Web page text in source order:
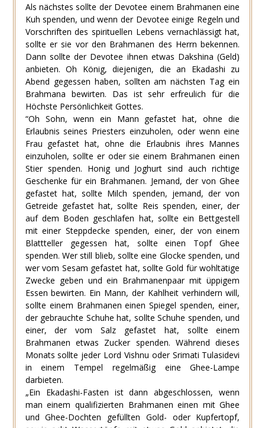
Als nächstes sollte der Devotee einem Brahmanen eine
Kuh spenden, und wenn der Devotee einige Regeln und
Vorschriften des spirituellen Lebens vernachlässigt hat,
sollte er sie vor den Brahmanen des Herrn bekennen.
Dann sollte der Devotee ihnen etwas Dakshina (Geld)
anbieten. Oh König, diejenigen, die an Ekadashi zu
Abend gegessen haben, sollten am nächsten Tag ein
Brahmana bewirten. Das ist sehr erfreulich für die
Höchste Persönlichkeit Gottes.
“Oh Sohn, wenn ein Mann gefastet hat, ohne die
Erlaubnis seines Priesters einzuholen, oder wenn eine
Frau gefastet hat, ohne die Erlaubnis ihres Mannes
einzuholen, sollte er oder sie einem Brahmanen einen
Stier spenden. Honig und Joghurt sind auch richtige
Geschenke für ein Brahmanen. Jemand, der von Ghee
gefastet hat, sollte Milch spenden, jemand, der von
Getreide gefastet hat, sollte Reis spenden, einer, der
auf dem Boden geschlafen hat, sollte ein Bettgestell
mit einer Steppdecke spenden, einer, der von einem
Blattteller gegessen hat, sollte einen Topf Ghee
spenden. Wer still blieb, sollte eine Glocke spenden, und
wer vom Sesam gefastet hat, sollte Gold für wohltätige
Zwecke geben und ein Brahmanenpaar mit üppigem
Essen bewirten. Ein Mann, der Kahlheit verhindern will,
sollte einem Brahmanen einen Spiegel spenden, einer,
der gebrauchte Schuhe hat, sollte Schuhe spenden, und
einer, der vom Salz gefastet hat, sollte einem
Brahmanen etwas Zucker spenden. Während dieses
Monats sollte jeder Lord Vishnu oder Srimati Tulasidevi
in ​​einem Tempel regelmäßig eine Ghee-Lampe
darbieten.
„Ein Ekadashi-Fasten ist dann abgeschlossen, wenn
man einem qualifizierten Brahmanen einen mit Ghee
und Ghee-Dochten gefüllten Gold- oder Kupfertopf,